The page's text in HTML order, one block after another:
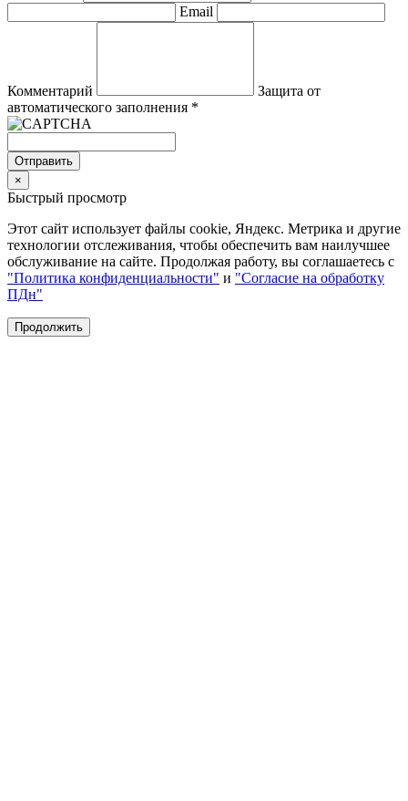
Email
Комментарий
Защита от
автоматического заполнения *
Отправить
×
Быстрый просмотр
Этот сайт использует файлы cookie, Яндекс. Метрика и другие
технологии отслеживания, чтобы обеспечить вам наилучшее
обслуживание на сайте. Продолжая работу, вы соглашаетесь с
"Политика конфиденциальности" и "Согласие на обработку
ПДн"
Продолжить